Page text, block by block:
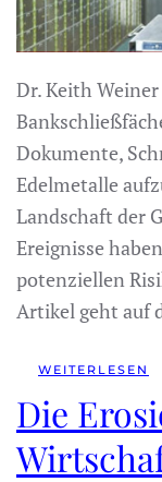
Dr. Keith
Dokumente,
Edelmetalle
Landschaft der
Ereignisse
potenziellen
Artikel geht auf
WEITERLESEN
Die